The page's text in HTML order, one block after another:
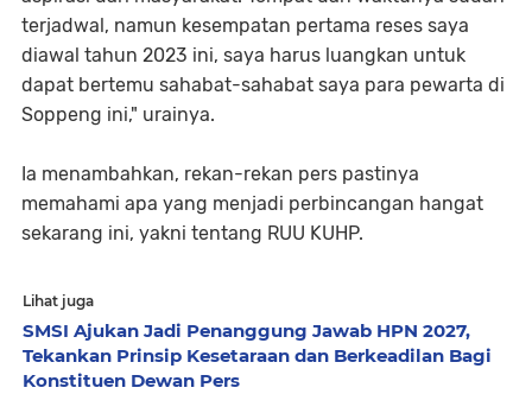
terjadwal, namun kesempatan pertama reses saya
diawal tahun 2023 ini, saya harus luangkan untuk
dapat bertemu sahabat-sahabat saya para pewarta di
Soppeng ini," urainya.
Ia menambahkan, rekan-rekan pers pastinya
memahami apa yang menjadi perbincangan hangat
sekarang ini, yakni tentang RUU KUHP.
Lihat juga
SMSI Ajukan Jadi Penanggung Jawab HPN 2027,
Tekankan Prinsip Kesetaraan dan Berkeadilan Bagi
Konstituen Dewan Pers